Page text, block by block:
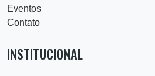
Eventos
Contato
INSTITUCIONAL